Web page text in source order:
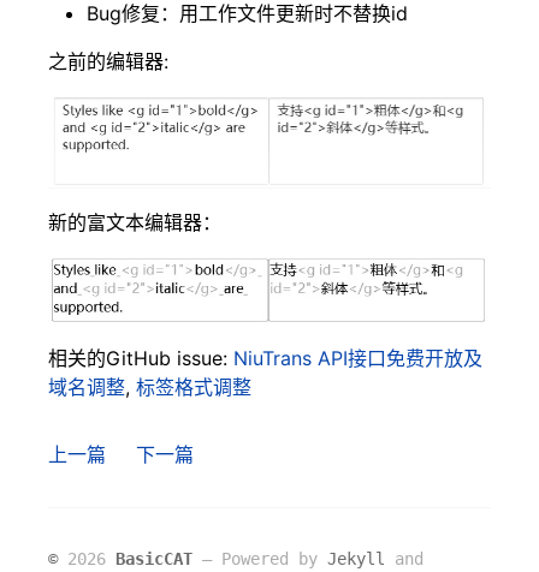
Bug修复：用工作文件更新时不替换id
之前的编辑器:
新的富文本编辑器：
相关的GitHub issue: NiuTrans API接口免费开放及
域名调整, 标签格式调整
上一篇 下一篇
©2026 BasicCAT ― Powered by Jekyll and